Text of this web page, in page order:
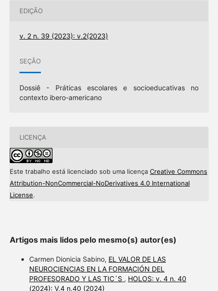
EDIÇÃO
v. 2 n. 39 (2023): v.2(2023)
SEÇÃO
Dossiê - Práticas escolares e socioeducativas no
contexto ibero-americano
LICENÇA
Este trabalho está licenciado sob uma licença Creative Commons
Attribution-NonCommercial-NoDerivatives 4.0 International
License.
Artigos mais lidos pelo mesmo(s) autor(es)
Carmen Dionicia Sabino, EL VALOR DE LAS
NEUROCIENCIAS EN LA FORMACIÓN DEL
PROFESORADO Y LAS TIC´S , HOLOS: v. 4 n. 40
(2024): V.4 n.40 (2024)